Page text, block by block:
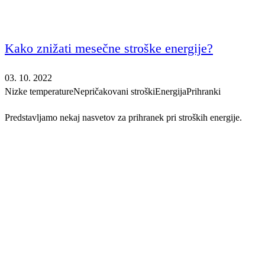
Kako znižati mesečne stroške energije?
03. 10. 2022
Nizke temperatureNepričakovani stroškiEnergijaPrihranki
Predstavljamo nekaj nasvetov za prihranek pri stroških energije.